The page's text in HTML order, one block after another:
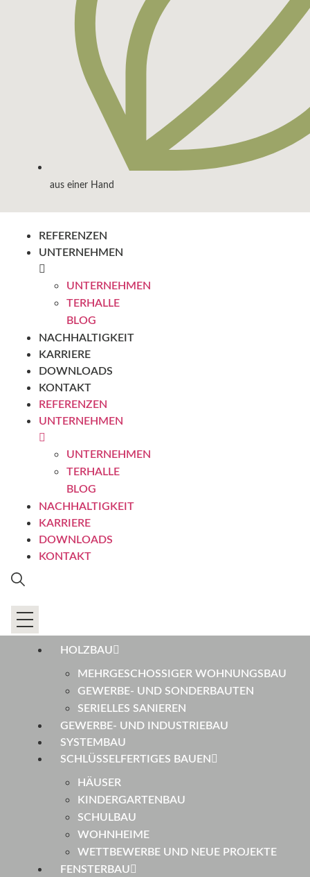
aus einer Hand
REFERENZEN
UNTERNEHMEN
UNTERNEHMEN
TERHALLE
BLOG
NACHHALTIGKEIT
KARRIERE
DOWNLOADS
KONTAKT
REFERENZEN
UNTERNEHMEN
UNTERNEHMEN
TERHALLE
BLOG
NACHHALTIGKEIT
KARRIERE
DOWNLOADS
KONTAKT
HOLZBAU
MEHRGESCHOSSIGER WOHNUNGSBAU
GEWERBE- UND SONDERBAUTEN
SERIELLES SANIEREN
GEWERBE- UND INDUSTRIEBAU
SYSTEMBAU
SCHLÜSSELFERTIGES BAUEN
HÄUSER
KINDERGARTENBAU
SCHULBAU
WOHNHEIME
WETTBEWERBE UND NEUE PROJEKTE
FENSTERBAU